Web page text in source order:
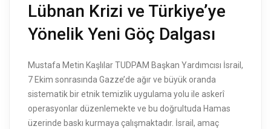
Lübnan Krizi ve Türkiye’ye
Yönelik Yeni Göç Dalgası
Mustafa Metin Kaşlılar TUDPAM Başkan Yardımcısı İsrail,
7 Ekim sonrasında Gazze’de ağır ve büyük oranda
sistematik bir etnik temizlik uygulama yolu ile askerî
operasyonlar düzenlemekte ve bu doğrultuda Hamas
üzerinde baskı kurmaya çalışmaktadır. İsrail, amaç